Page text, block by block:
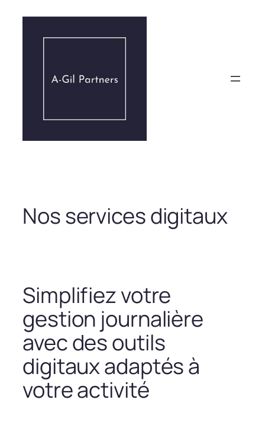
contenu
Nos services digitaux
Simplifiez votre
gestion journalière
avec des outils
digitaux adaptés à
votre activité